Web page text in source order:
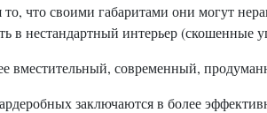
то, что своими габаритами они могут
в нестандартный интерьер (скошенные
вместительный, современный,
заключаются в более